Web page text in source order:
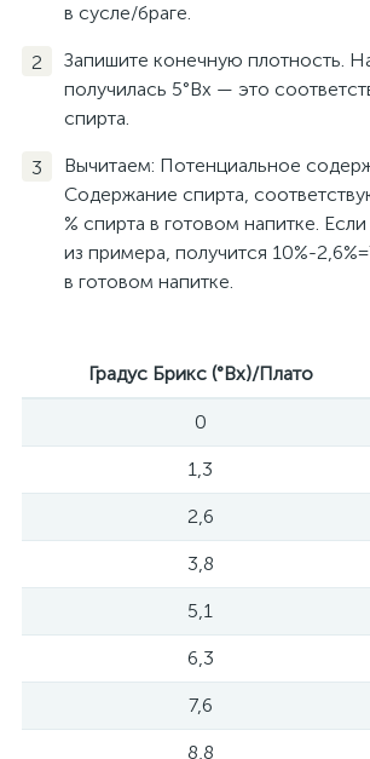
в сусле/браге.
Запишите конечную плотность.
получилась 5°Bx — это
спирта.
Вычитаем: Потенциальное
Содержание спирта,
% спирта в готовом напитке.
из примера, получится 10%-
в готовом напитке.
Градус Брикс (°Bx)/Плато
0
1,3
2,6
3,8
5,1
6,3
7,6
8,8